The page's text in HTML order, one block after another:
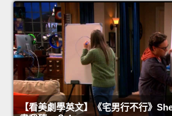
【看美劇學英文】《宅男行不行》